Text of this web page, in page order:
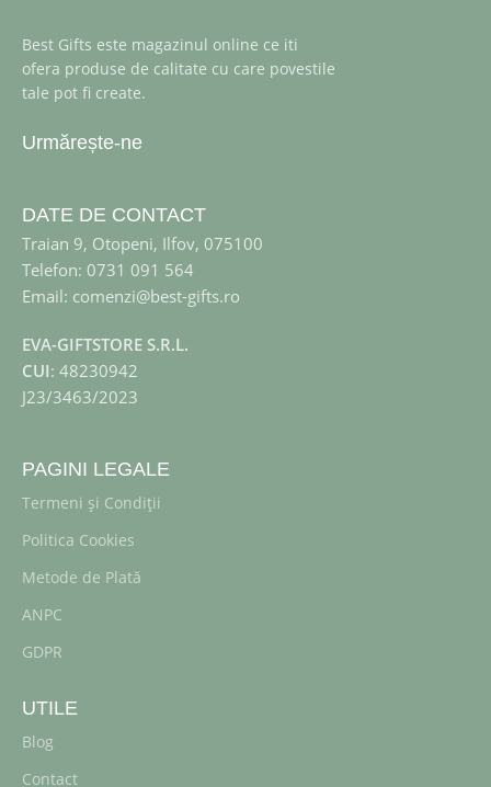
Best Gifts este magazinul online ce iti
ofera produse de calitate cu care povestile
tale pot fi create.
Urmărește-ne
DATE DE CONTACT
Traian 9, Otopeni, Ilfov, 075100
Telefon: 0731 091 564
Email: comenzi@best-gifts.ro
EVA-GIFTSTORE S.R.L.
CUI: 48230942
J23/3463/2023
PAGINI LEGALE
Termeni și Condiții
Politica Cookies
Metode de Plată
ANPC
GDPR
UTILE
Blog
Contact